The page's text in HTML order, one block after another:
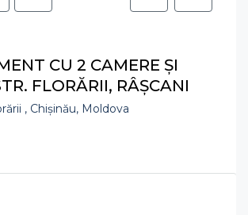
CU 2 CAMERE ȘI
FLORĂRII, RÂȘCANI
, Chișinău, Moldova